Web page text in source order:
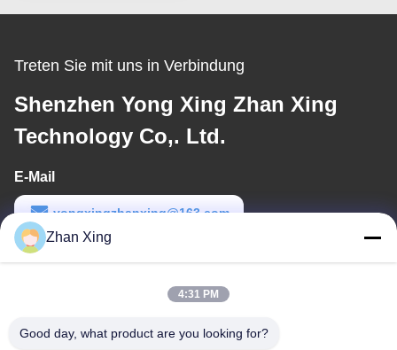
Treten Sie mit uns in Verbindung
Shenzhen Yong Xing Zhan Xing
Technology Co,. Ltd.
E-Mail
yongxingzhanxing@163.com
Arbeitszeit
Zhan Xing
4:31 PM
Good day, what product are you looking for?